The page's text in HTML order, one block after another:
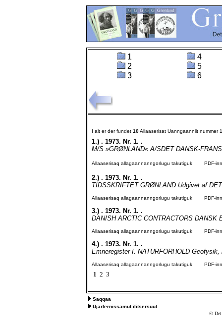
1
2
3
4
5
6
I alt er der fundet 10Allaaserisat Uanngaanniit nummer
1.) . 1973. Nr. 1. .
M/S »GRØNLAND« A/SDET DANSK-
Allaaserisaq allagaannanngorlugu takutiguk PDF-
2.) . 1973. Nr. 1. .
TIDSSKRIFTET GRØNLAND Udgivet af
Allaaserisaq allagaannanngorlugu takutiguk PDF-
3.) . 1973. Nr. 1. .
DANISH ARCTIC CONTRACTORS
Allaaserisaq allagaannanngorlugu takutiguk PDF-
4.) . 1973. Nr. 1. .
Emneregister I. NATURFORHOLD
Allaaserisaq allagaannanngorlugu takutiguk PDF-
1 2 3
Saqqaa
Ujarlernissamut ilitsersuut
© Det